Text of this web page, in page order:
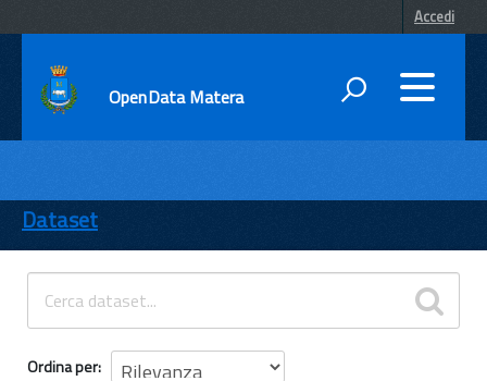
Accedi
OpenData Matera
ENTI
TEMI
INFORMAZIONI
Dataset
Ordina per